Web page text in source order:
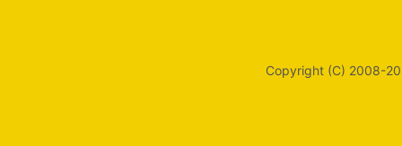
Copyright (C) 2008-